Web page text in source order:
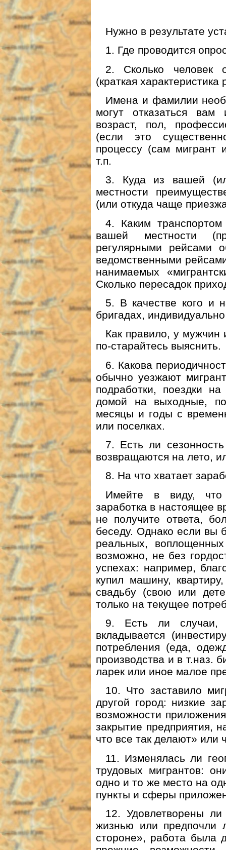
Нужно в результате
1. Где проводится
2. Сколько человек
(краткая характеристика
Имена и фамилии
могут отказаться
возраст, пол,
(если это
процессу (сам мигрант
т.п.
3. Куда из вашей
местности
(или откуда чаще
4. Каким
вашей местности
регулярными рейсами
ведомственными
нанимаемых
Сколько пересадок
5. В качестве кого и
бригадах,
Как правило, у
по-старайтесь выяснить.
6. Какова
обычно уезжают
подработки, поездки
домой на выходные,
месяцы и годы с
или поселках.
7. Есть ли
возвращаются на лето,
8. На что хватает
Имейте в виду, что
заработка в настоящее
не получите ответа,
беседу. Однако если вы
реальных,
возможно, не без
успехах: например,
купил машину,
свадьбу (свою или
только на текущее
9. Есть ли случаи,
вкладывается
потребления (еда,
производства и в т.наз.
ларек или иное малое
10. Что заставило
другой город: низкие
возможности
закрытие предприятия,
что все так делают» или
11. Изменялась ли
трудовых мигрантов:
одно и то же место на
пункты и сферы
12. Удовлетворены
жизнью или предпочли
стороне», работа была